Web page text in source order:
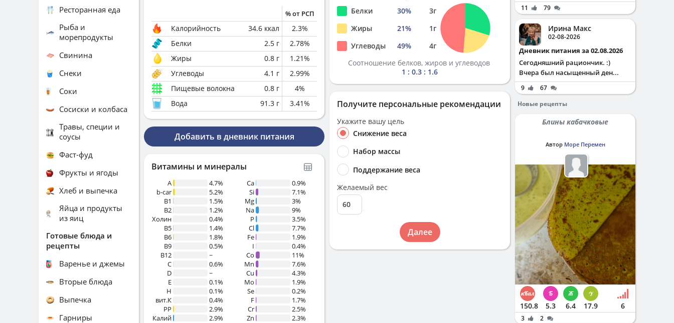
% от РСП
Калорийность 34.6 ккал 2.3%
Белки
2.5 г 2.78%
Жиры
0.8 г 1.21%
Углеводы
4.1 г 2.99%
Пищевые волокна
0.8 г 4%
Вода
91.3 г 3.41%
Добавить в дневник питания
Витамины и минералы
A
4.7%
b-car
5.2%
В1
1.5%
B2
1.2%
Холин
0.4%
B5
1.4%
B6
1.8%
B9
0.5%
B12
~
C
0.6%
D
~
E
0.1%
H
0.1%
вит.К
0.4%
PP
2.9%
Калий
2.9%
Ca
0.9%
Si
7.1%
Mg
3%
Na
9%
P
3.5%
Cl
7.7%
Fe
1.9%
I
0.4%
Co
11%
Mn
7.6%
Cu
4.3%
Mo
1.9%
Se
0.2%
F
1.7%
Cr
2.5%
Zn
2.3%
Белки 30% 3г
Жиры
21% 1г
Углеводы
49% 4г
Соотношение белков, жиров и углеводов
1 : 0.3 : 1.6
Получите персональные рекомендации
Укажите вашу цель
Снижение веса
Набор массы
Поддержание веса
Желаемый вес
Далее
Ресторанная еда
Рыба и
морепродукты
Свинина
Снеки
Соки
Сосиски и колбаса
Травы, специи и
соусы
Фаст-фуд
Фрукты и ягоды
Хлеб и выпечка
Яйца и продукты
из яиц
Готовые блюда и
рецепты
Варенье и джемы
Вторые блюда
Выпечка
Гарниры
11 79
Ирина Макс
02-08-2026
Дневник питания за 02.08.2026
Сегодняшний рациончик. :)
Вчера был насыщенный ден...
9
67
Новые рецепты
Блины кабачковые
Автор Море Перемен
150.8 5.3 6.4 17.9 6
3 2